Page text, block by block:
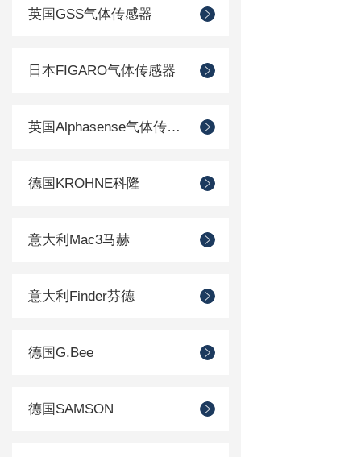
英国GSS气体传感器
日本FIGARO气体传感器
英国Alphasense气体传感器
德国KROHNE科隆
意大利Mac3马赫
意大利Finder芬德
德国G.Bee
德国SAMSON